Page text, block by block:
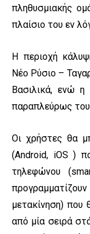
πληθυσμιακής
πλαίσιο του εν
Η περιοχή
Νέο Ρύσιο –
Βασιλικά, ενώ η
παραπλεύρως του
Οι χρήστες θα
(Android, iOS )
τηλεφώνου
μετακίνηση) που
από μία σειρά